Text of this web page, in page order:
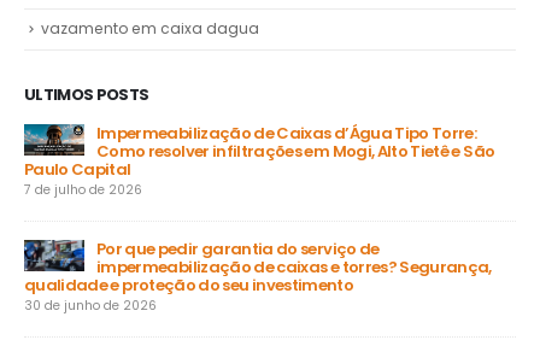
vazamento em caixa dagua
ULTIMOS POSTS
Impermeabilização de Caixas d’Água Tipo Torre:
Como resolver infiltrações em Mogi, Alto Tietê e São
Paulo Capital
7 de julho de 2026
Por que pedir garantia do serviço de
impermeabilização de caixas e torres? Segurança,
qualidade e proteção do seu investimento
30 de junho de 2026